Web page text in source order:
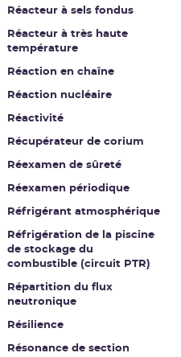
Réacteur à sels fondus
Réacteur à très haute
température
Réaction en chaîne
Réaction nucléaire
Réactivité
Récupérateur de corium
Réexamen de sûreté
Réexamen périodique
Réfrigérant atmosphérique
Réfrigération de la piscine
de stockage du
combustible (circuit PTR)
Répartition du flux
neutronique
Résilience
Résonance de section